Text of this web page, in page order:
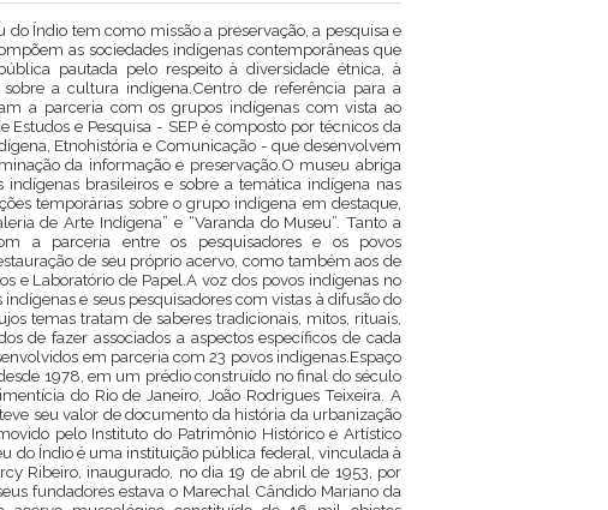
Índio tem como missão a preservação, a pesquisa e
as sociedades indígenas contemporâneas que
pautada pelo respeito à diversidade étnica, à
a cultura indígena.Centro de referência para a
a parceria com os grupos indígenas com vista ao
e Pesquisa - SEP é composto por técnicos da
Etnohistória e Comunicação - que desenvolvem
da informação e preservação.O museu abriga
brasileiros e sobre a temática indígena nas
temporárias sobre o grupo indígena em destaque,
de Arte Indígena” e “Varanda do Museu”. Tanto a
a parceria entre os pesquisadores e os povos
de seu próprio acervo, como também aos de
e Laboratório de Papel.A voz dos povos indígenas no
e seus pesquisadores com vistas à difusão do
temas tratam de saberes tradicionais, mitos, rituais,
de fazer associados a aspectos específicos de cada
em parceria com 23 povos indígenas.Espaço
1978, em um prédio construído no final do século
do Rio de Janeiro, João Rodrigues Teixeira. A
seu valor de documento da história da urbanização
pelo Instituto do Patrimônio Histórico e Artístico
do Índio é uma instituição pública federal, vinculada à
Ribeiro, inaugurado, no dia 19 de abril de 1953, por
fundadores estava o Marechal Cândido Mariano da